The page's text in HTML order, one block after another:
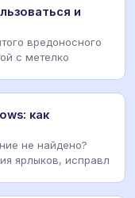
и
вредоносного
с метелко
как
не найдено?
ярлыков, исправл